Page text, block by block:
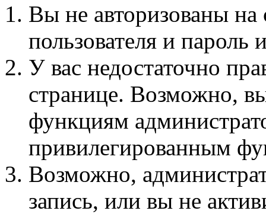
Вы не авторизованы на
пользователя и пароль
У вас недостаточно
странице. Возможно,
функциям
привилегированным
Возможно,
запись, или вы не